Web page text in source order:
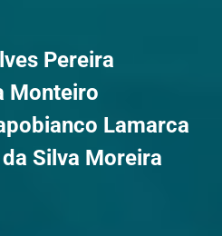
Pereira
Monteiro
Lamarca
Silva Moreira